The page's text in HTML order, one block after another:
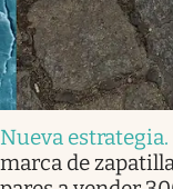
Nueva estrategia.
marca de